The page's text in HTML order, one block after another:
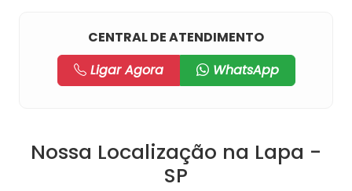
CENTRAL DE ATENDIMENTO
Ligar Agora
WhatsApp
Nossa Localização na Lapa -
SP